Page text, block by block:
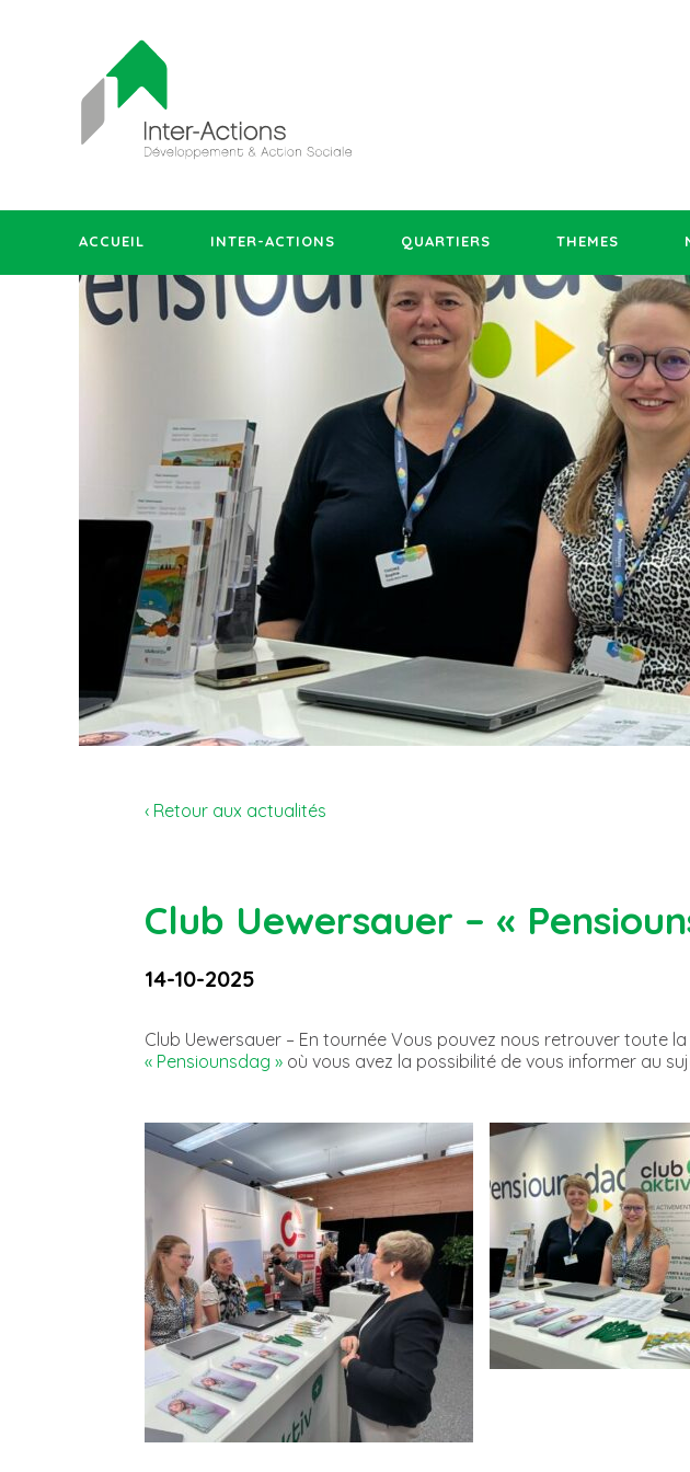
ACCUEIL INTER-ACTIONS QUARTIERS THEMES
‹ Retour aux actualités
Club Uewersauer – «
14-10-2025
Club Uewersauer – En tournée Vous pouvez nous retrouver toute la
« Pensiounsdag » où vous avez la possibilité de vous informer au